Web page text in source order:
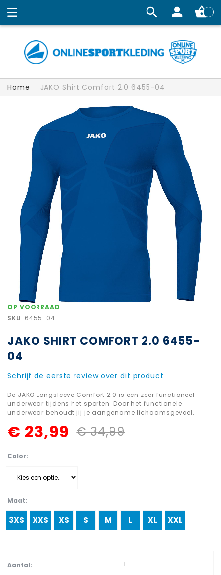
Home JAKO Shirt Comfort 2.0 6455-04
OP VOORRAAD
SKU 6455-04
JAKO SHIRT COMFORT 2.0 6455-
04
Schrijf de eerste review over dit product
De JAKO Longsleeve Comfort 2.0 is een zeer functioneel
underwear tijdens het sporten. Door het functionele
underwear behoudt jij je aangename lichaamsgevoel.
€ 23,99 € 34,99
Color
Maat
3XS XXS XS S M L XL XXL
Aantal:
Ga
naar
van
de
afbeeldingen-